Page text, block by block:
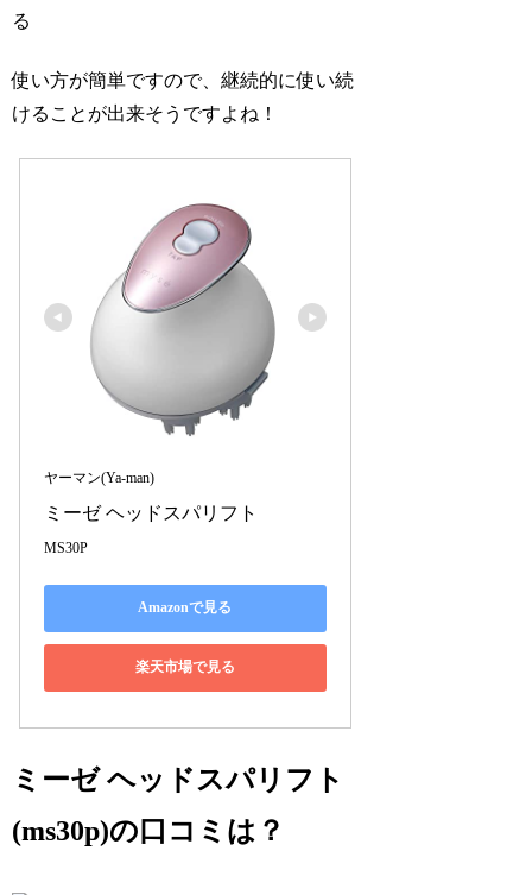
る
使い方が簡単ですので、継続的に使い続
けることが出来そうですよね！
ヤーマン(Ya-man)
ミーゼ ヘッドスパリフト
MS30P
Amazonで見る
楽天市場で見る
ミーゼ ヘッドスパリフト
(ms30p)の口コミは？